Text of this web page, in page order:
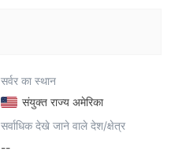
सर्वर का स्थान
संयुक्त राज्य अमेरिका
सर्वाधिक देखे जाने वाले देश/क्षेत्र
--